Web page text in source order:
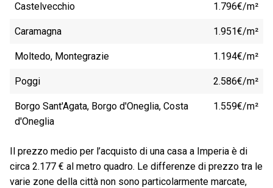
Castelvecchio 1.796€/m²
Caramagna 1.951€/m²
Moltedo, Montegrazie 1.194€/m²
Poggi 2.586€/m²
Borgo Sant'Agata, Borgo d'Oneglia, Costa
d'Oneglia
1.559€/m²
Il prezzo medio per l’acquisto di una casa a Imperia è di
circa 2.177 € al metro quadro. Le differenze di prezzo tra le
varie zone della città non sono particolarmente marcate,